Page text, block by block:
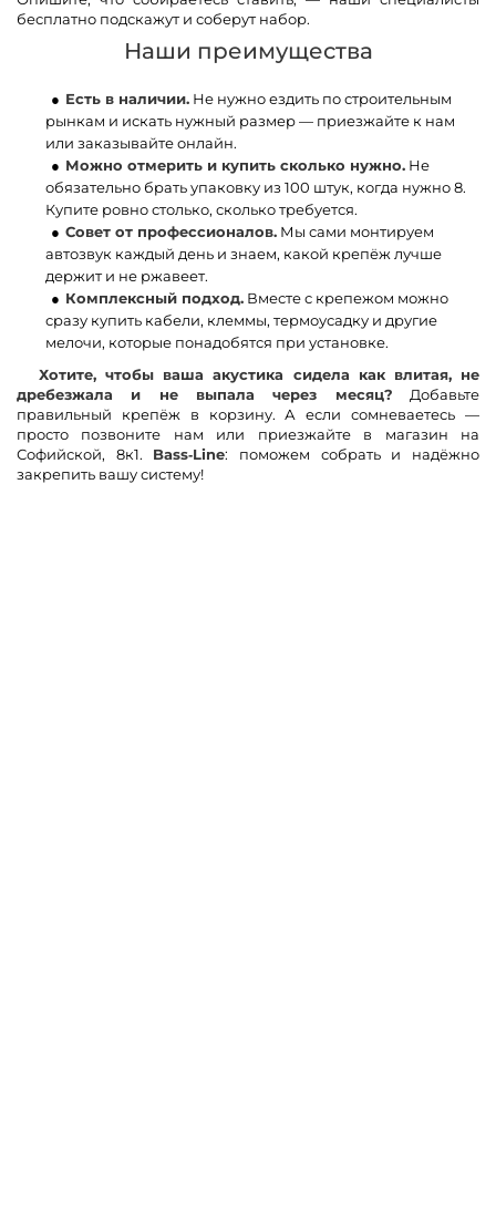
бесплатно подскажут и соберут набор.
Наши преимущества
Есть в наличии. Не нужно ездить по строительным
рынкам и искать нужный размер — приезжайте к нам
или заказывайте онлайн.
Можно отмерить и купить сколько нужно. Не
обязательно брать упаковку из 100 штук, когда нужно 8.
Купите ровно столько, сколько требуется.
Совет от профессионалов. Мы сами монтируем
автозвук каждый день и знаем, какой крепёж лучше
держит и не ржавеет.
Комплексный подход. Вместе с крепежом можно
сразу купить кабели, клеммы, термоусадку и другие
мелочи, которые понадобятся при установке.
Хотите, чтобы ваша акустика сидела как влитая, не
дребезжала и не выпала через месяц? Добавьте
правильный крепёж в корзину. А если сомневаетесь —
просто позвоните нам или приезжайте в магазин на
Софийской, 8к1. Bass‑Line: поможем собрать и надёжно
закрепить вашу систему!